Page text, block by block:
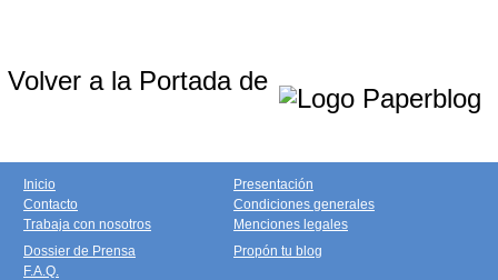
Volver a la Portada de
Inicio
Contacto
Trabaja con nosotros
Presentación
Condiciones generales
Menciones legales
Dossier de Prensa
F.A.Q.
Propón tu blog